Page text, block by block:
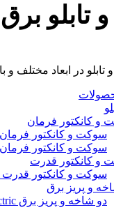
تابلو برق
تابلو در ابعاد مختلف و
و کانکتور فرمان
سوکت و کانکتور فرمان TP Electric
سوکت و کانکتور
و کانکتور قدرت
سوکت و کانکتور قدرت TP Electric
و پریز برق
دو شاخه و پریز برق TP Electric